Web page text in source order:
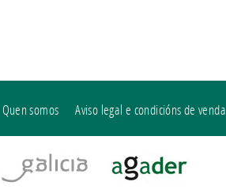
Quen somos Aviso legal e condicións de venda